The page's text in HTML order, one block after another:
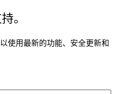
。
使用最新的功能、安全更新和